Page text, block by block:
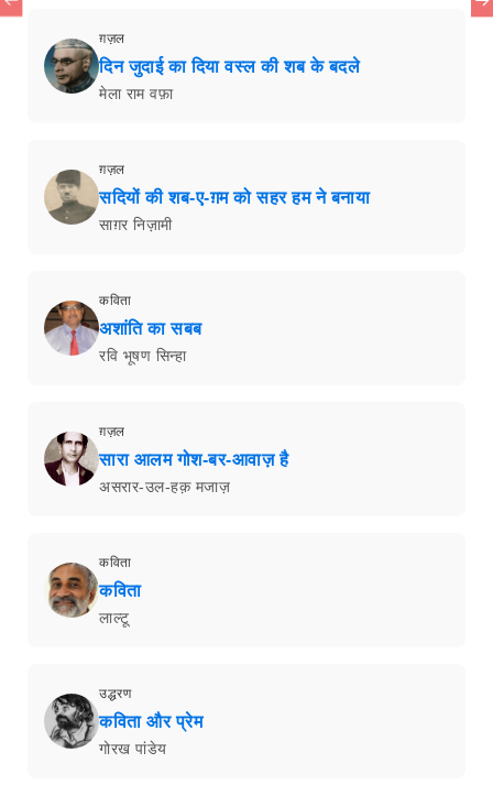
ग़ज़ल
दिन जुदाई का दिया वस्ल की शब के बदले
मेला राम वफ़ा
ग़ज़ल
सदियों की शब-ए-ग़म को सहर हम ने बनाया
साग़र निज़ामी
कविता
अशांति का सबब
रवि भूषण सिन्हा
ग़ज़ल
सारा आलम गोश-बर-आवाज़ है
असरार-उल-हक़ मजाज़
कविता
कविता
लाल्टू
उद्धरण
कविता और प्रेम
गोरख पांडेय